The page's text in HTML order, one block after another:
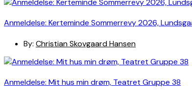
Anmeldelse: Kerteminde Sommerrevy 2026,
By: Christian Skovgaard Hansen
Anmeldelse: Mit hus min drøm, Teatret Gruppe 38